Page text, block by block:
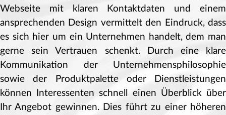
Webseite mit klaren Kontaktdaten und einem
ansprechenden Design vermittelt den Eindruck, dass
es sich hier um ein Unternehmen handelt, dem man
gerne sein Vertrauen schenkt. Durch eine klare
Kommunikation der Unternehmensphilosophie
sowie der Produktpalette oder Dienstleistungen
können Interessenten schnell einen Überblick über
Ihr Angebot gewinnen. Dies führt zu einer höheren